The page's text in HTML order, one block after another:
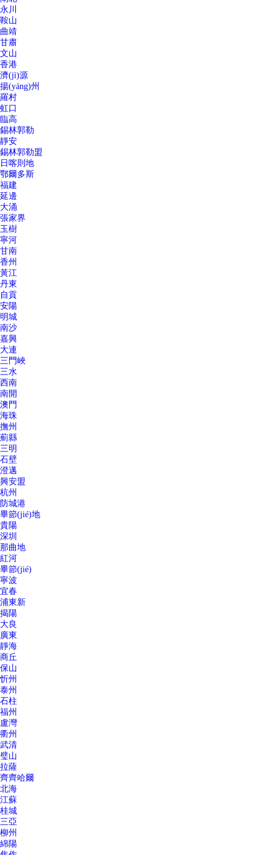
永川
鞍山
曲靖
甘肅
文山
香港
濟(jì)源
揚(yáng)州
羅村
虹口
臨高
錫林郭勒
靜安
錫林郭勒盟
日喀則地
鄂爾多斯
福建
延邊
大涌
張家界
玉樹
寧河
甘南
香州
黃江
丹東
自貢
安陽
明城
南沙
嘉興
大連
三門峽
三水
西南
南開
澳門
海珠
撫州
薊縣
三明
石壁
澄邁
興安盟
杭州
防城港
畢節(jié)地
貴陽
深圳
那曲地
紅河
畢節(jié)
寧波
宜春
浦東新
揭陽
大良
廣東
靜海
商丘
保山
忻州
泰州
石柱
福州
盧灣
衢州
武清
璧山
拉薩
齊齊哈爾
北海
江蘇
桂城
三亞
柳州
綿陽